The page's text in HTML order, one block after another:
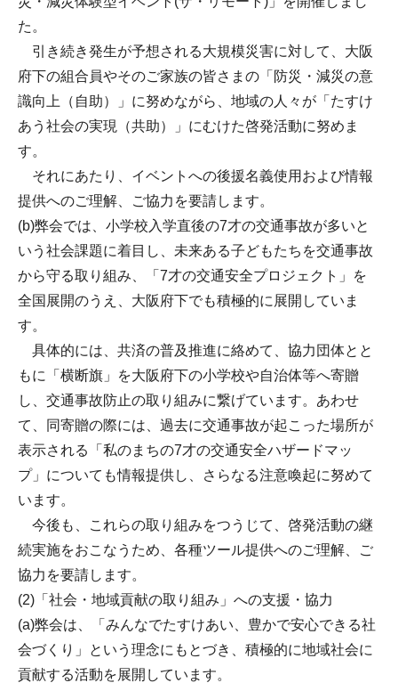
た。
引き続き発生が予想される大規模災害に対して、大阪
府下の組合員やそのご家族の皆さまの「防災・減災の意
識向上（自助）」に努めながら、地域の人々が「たすけ
あう社会の実現（共助）」にむけた啓発活動に努めま
す。
それにあたり、イベントへの後援名義使用および情報
提供へのご理解、ご協力を要請します。
(b)弊会では、小学校入学直後の7才の交通事故が多いと
いう社会課題に着目し、未来ある子どもたちを交通事故
から守る取り組み、「7才の交通安全プロジェクト」を
全国展開のうえ、大阪府下でも積極的に展開していま
す。
具体的には、共済の普及推進に絡めて、協力団体とと
もに「横断旗」を大阪府下の小学校や自治体等へ寄贈
し、交通事故防止の取り組みに繋げています。あわせ
て、同寄贈の際には、過去に交通事故が起こった場所が
表示される「私のまちの7才の交通安全ハザードマッ
プ」についても情報提供し、さらなる注意喚起に努めて
います。
今後も、これらの取り組みをつうじて、啓発活動の継
続実施をおこなうため、各種ツール提供へのご理解、ご
協力を要請します。
(2)「社会・地域貢献の取り組み」への支援・協力
(a)弊会は、「みんなでたすけあい、豊かで安心できる社
会づくり」という理念にもとづき、積極的に地域社会に
貢献する活動を展開しています。